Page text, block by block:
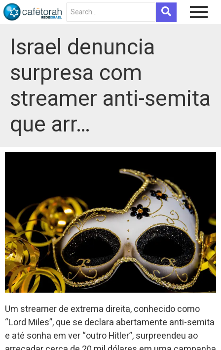
Israel denuncia
surpresa com
streamer anti-semita
que arr…
Um streamer de extrema direita, conhecido como
“Lord Miles”, que se declara abertamente anti-semita
e até sonha em ver “outro Hitler”, surpreendeu ao